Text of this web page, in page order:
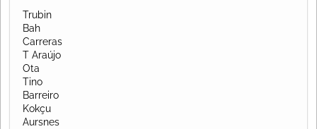
Trubin
Bah
Carreras
T Araújo
Ota
Tino
Barreiro
Kokçu
Aursnes